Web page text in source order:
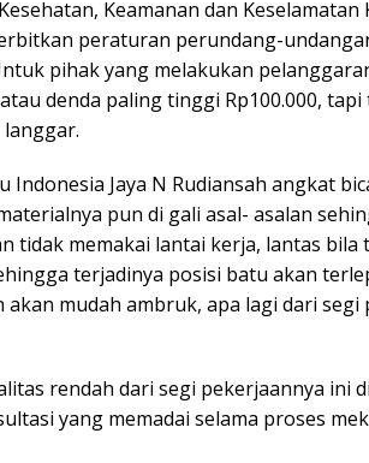
Keamanan dan Keselamatan
peraturan perundang-
pihak yang melakukan
denda paling tinggi Rp100.000,
Indonesia Jaya N Rudiansah angkat
pun di gali asal- asalan
tidak memakai lantai kerja, lantas bila
terjadinya posisi batu akan
mudah ambruk, apa lagi dari segi
rendah dari segi pekerjaannya ini
yang memadai selama proses